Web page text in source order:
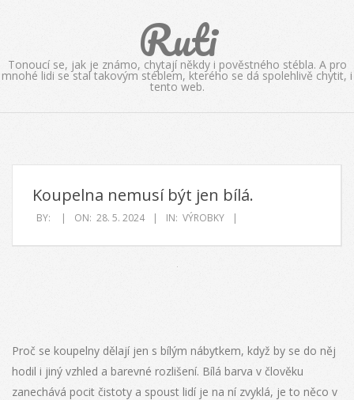
Ruti
Tonoucí se, jak je známo, chytají někdy i pověstného stébla. A pro
mnohé lidi se stal takovým stéblem, kterého se dá spolehlivě chytit, i
tento web.
Koupelna nemusí být jen bílá.
BY: ON: 28. 5. 2024 IN: VÝROBKY
Proč se koupelny dělají jen s bílým nábytkem, když by se do něj
hodil i jiný vzhled a barevné rozlišení. Bílá barva v člověku
zanechává pocit čistoty a spoust lidí je na ní zvyklá, je to něco v